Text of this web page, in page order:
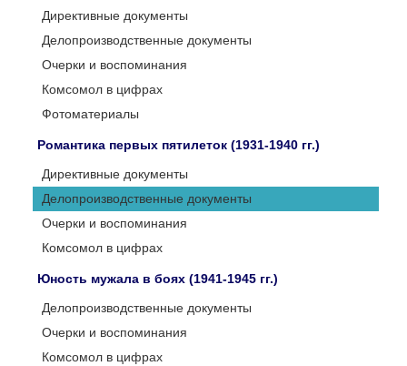
Директивные документы
Делопроизводственные документы
Очерки и воспоминания
Комсомол в цифрах
Фотоматериалы
Романтика первых пятилеток (1931-1940 гг.)
Директивные документы
Делопроизводственные документы
Очерки и воспоминания
Комсомол в цифрах
Юность мужала в боях (1941-1945 гг.)
Делопроизводственные документы
Очерки и воспоминания
Комсомол в цифрах